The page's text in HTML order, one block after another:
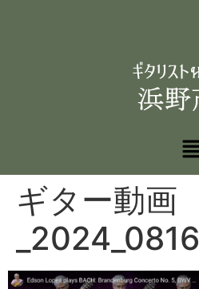
ギター動画
_2024_0816